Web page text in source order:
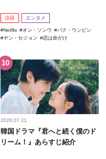
注目 エンタメ
Netflix オン・ソンウ
パク・ウンビン
ヤン・セジョン
恋は命がけ
2026.07.21
韓国ドラマ『君へと続く僕のド
リーム！』あらすじ紹介